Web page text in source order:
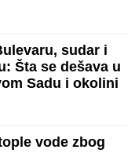
sudar i
Šta se dešava u
Sadu i okolini
vode zbog